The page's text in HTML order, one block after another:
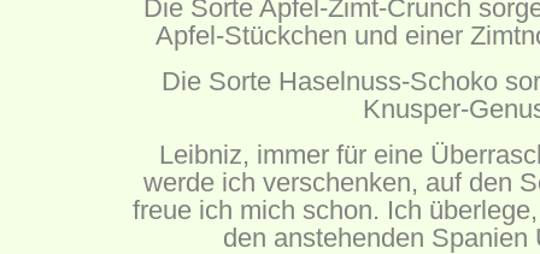
Die Sorte Apfel-Zimt-Crunch
Apfel-Stückchen und einer
Die Sorte Haselnuss-Schoko
Knusper-
Leibniz, immer für eine
werde ich verschenken, auf den
freue ich mich schon. Ich
den anstehenden Spanien